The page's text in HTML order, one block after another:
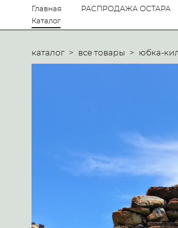
Главная
РАСПРОДАЖА ОСТАРА
Каталог
каталог > все товары > юбка-